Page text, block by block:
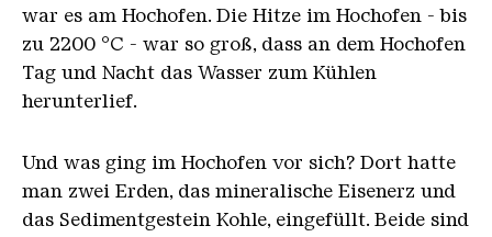
war es am Hochofen. Die Hitze im Hochofen - bis
zu 2200 °C - war so groß, dass an dem Hochofen
Tag und Nacht das Wasser zum Kühlen
herunterlief.
Und was ging im Hochofen vor sich? Dort hatte
man zwei Erden, das mineralische Eisenerz und
das Sedimentgestein Kohle, eingefüllt. Beide sind